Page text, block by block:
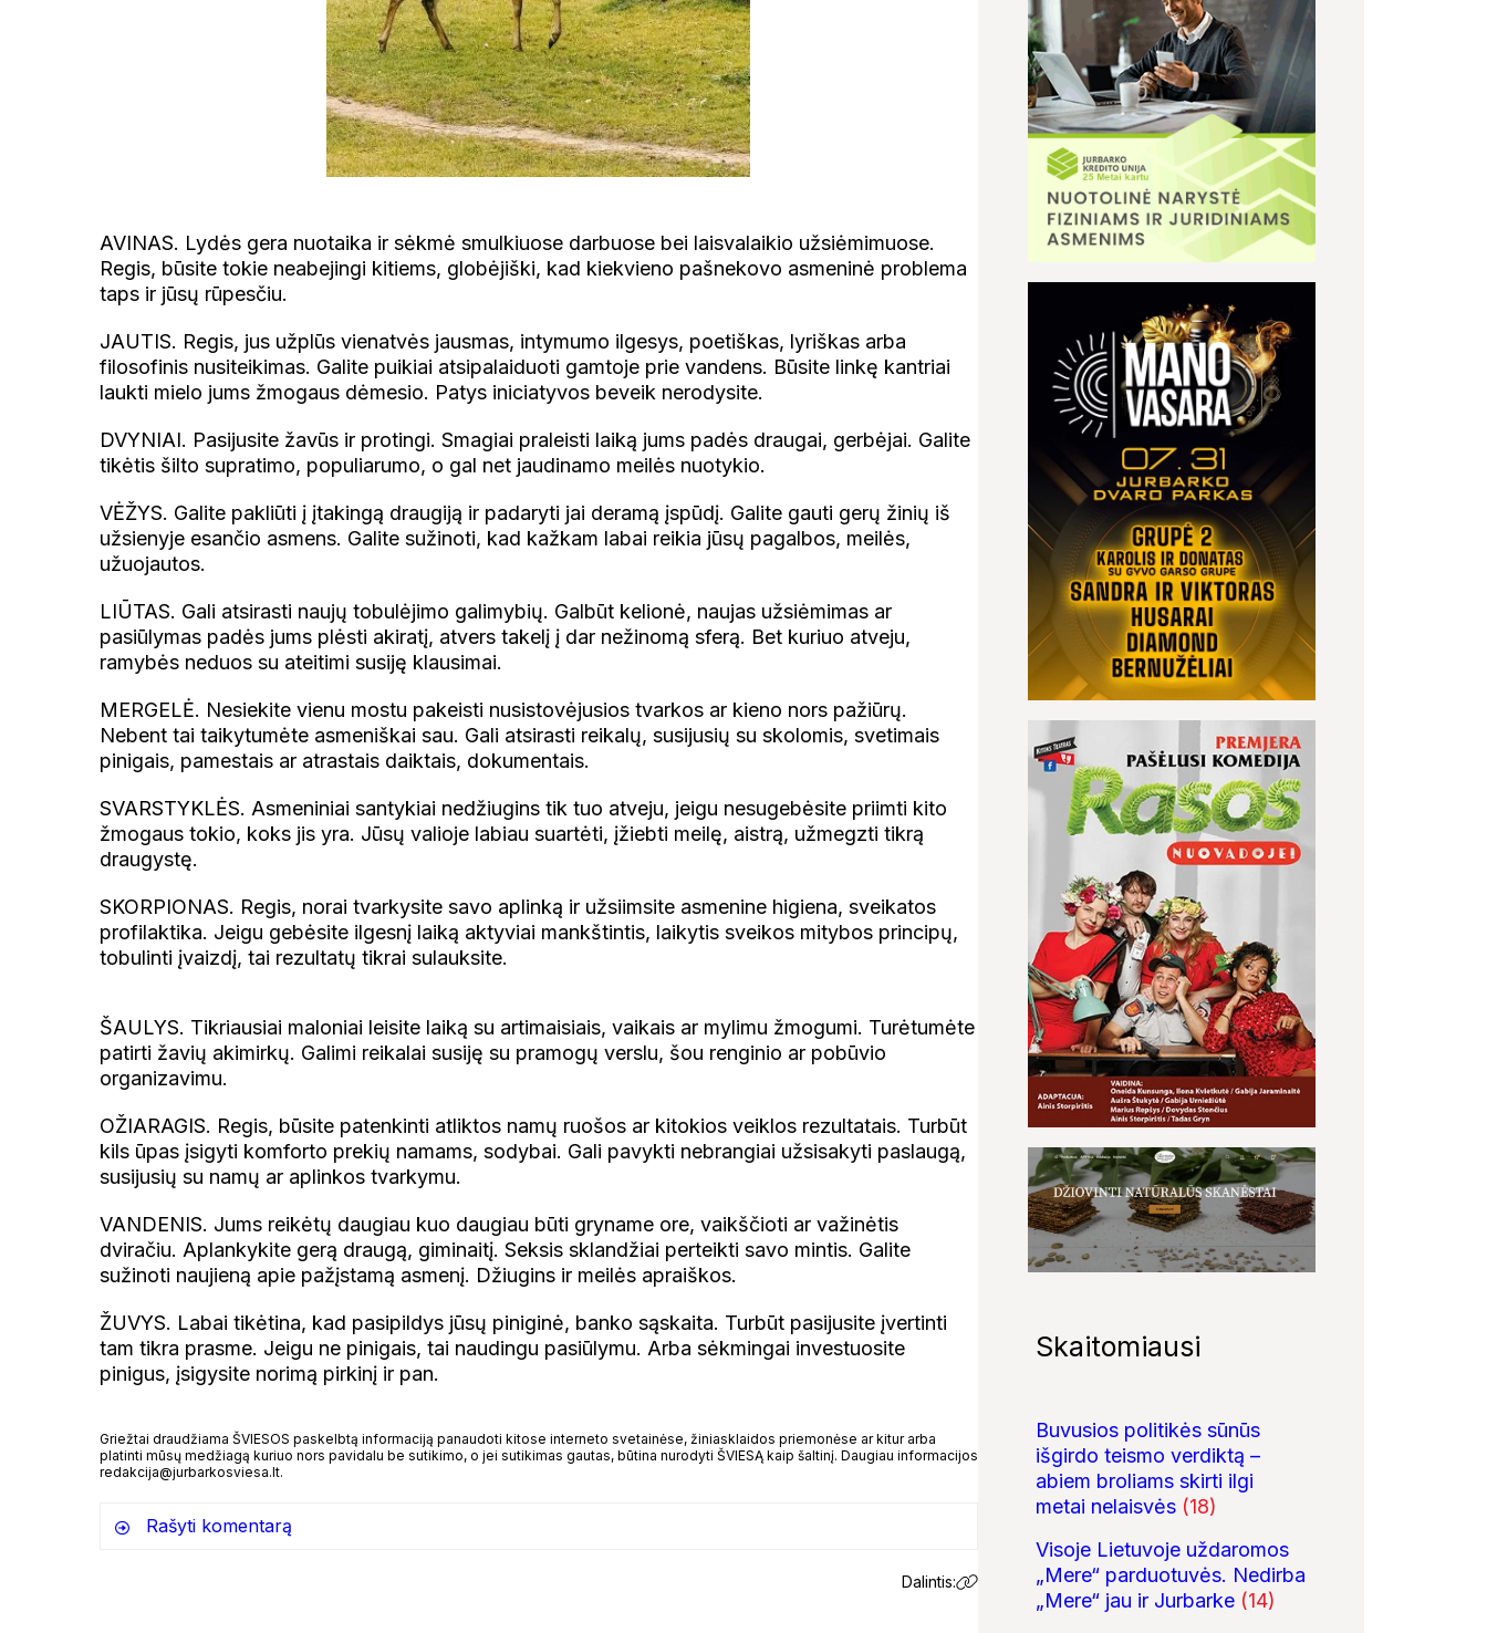
AVINAS. Lydės gera nuotaika ir sėkmė smulkiuose darbuose bei laisvalaikio užsiėmimuose.
Regis, būsite tokie neabejingi kitiems, globėjiški, kad kiekvieno pašnekovo asmeninė problema
taps ir jūsų rūpesčiu.
JAUTIS. Regis, jus užplūs vienatvės jausmas, intymumo ilgesys, poetiškas, lyriškas arba
filosofinis nusiteikimas. Galite puikiai atsipalaiduoti gamtoje prie vandens. Būsite linkę kantriai
laukti mielo jums žmogaus dėmesio. Patys iniciatyvos beveik nerodysite.
DVYNIAI. Pasijusite žavūs ir protingi. Smagiai praleisti laiką jums padės draugai, gerbėjai. Galite
tikėtis šilto supratimo, populiarumo, o gal net jaudinamo meilės nuotykio.
VĖŽYS. Galite pakliūti į įtakingą draugiją ir padaryti jai deramą įspūdį. Galite gauti gerų žinių iš
užsienyje esančio asmens. Galite sužinoti, kad kažkam labai reikia jūsų pagalbos, meilės,
užuojautos.
LIŪTAS. Gali atsirasti naujų tobulėjimo galimybių. Galbūt kelionė, naujas užsiėmimas ar
pasiūlymas padės jums plėsti akiratį, atvers takelį į dar nežinomą sferą. Bet kuriuo atveju,
ramybės neduos su ateitimi susiję klausimai.
MERGELĖ. Nesiekite vienu mostu pakeisti nusistovėjusios tvarkos ar kieno nors pažiūrų.
Nebent tai taikytumėte asmeniškai sau. Gali atsirasti reikalų, susijusių su skolomis, svetimais
pinigais, pamestais ar atrastais daiktais, dokumentais.
SVARSTYKLĖS. Asmeniniai santykiai nedžiugins tik tuo atveju, jeigu nesugebėsite priimti kito
žmogaus tokio, koks jis yra. Jūsų valioje labiau suartėti, įžiebti meilę, aistrą, užmegzti tikrą
draugystę.
SKORPIONAS. Regis, norai tvarkysite savo aplinką ir užsiimsite asmenine higiena, sveikatos
profilaktika. Jeigu gebėsite ilgesnį laiką aktyviai mankštintis, laikytis sveikos mitybos principų,
tobulinti įvaizdį, tai rezultatų tikrai sulauksite.
ŠAULYS. Tikriausiai maloniai leisite laiką su artimaisiais, vaikais ar mylimu žmogumi. Turėtumėte
patirti žavių akimirkų. Galimi reikalai susiję su pramogų verslu, šou renginio ar pobūvio
organizavimu.
OŽIARAGIS. Regis, būsite patenkinti atliktos namų ruošos ar kitokios veiklos rezultatais. Turbūt
kils ūpas įsigyti komforto prekių namams, sodybai. Gali pavykti nebrangiai užsisakyti paslaugą,
susijusių su namų ar aplinkos tvarkymu.
VANDENIS. Jums reikėtų daugiau kuo daugiau būti gryname ore, vaikščioti ar važinėtis
dviračiu. Aplankykite gerą draugą, giminaitį. Seksis sklandžiai perteikti savo mintis. Galite
sužinoti naujieną apie pažįstamą asmenį. Džiugins ir meilės apraiškos.
ŽUVYS. Labai tikėtina, kad pasipildys jūsų piniginė, banko sąskaita. Turbūt pasijusite įvertinti
tam tikra prasme. Jeigu ne pinigais, tai naudingu pasiūlymu. Arba sėkmingai investuosite
pinigus, įsigysite norimą pirkinį ir pan.
Griežtai draudžiama ŠVIESOS paskelbtą informaciją panaudoti kitose interneto svetainėse, žiniasklaidos priemonėse ar kitur arba
platinti mūsų medžiagą kuriuo nors pavidalu be sutikimo, o jei sutikimas gautas, būtina nurodyti ŠVIESĄ kaip šaltinį. Daugiau informacijos
redakcija@jurbarkosviesa.lt.
Rašyti komentarą
Dalintis:
Skaitomiausi
Buvusios politikės sūnūs
išgirdo teismo verdiktą –
abiem broliams skirti ilgi
metai nelaisvės (18)
Visoje Lietuvoje uždaromos
„Mere“ parduotuvės. Nedirba
„Mere“ jau ir Jurbarke (14)